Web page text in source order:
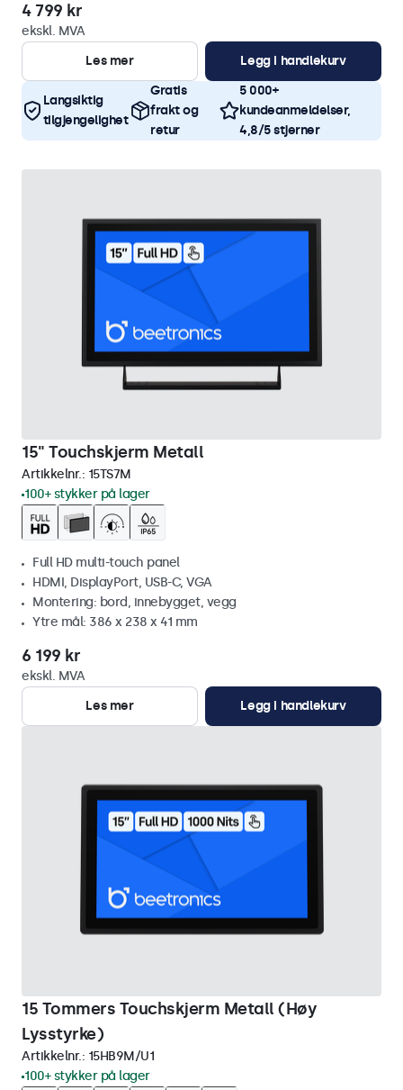
4 799 kr
ekskl. MVA
Les mer
Legg i handlekurv
Langsiktig
tilgjengelighet
Gratis
frakt og
retur
5 000+
kundeanmeldelser,
4,8/5 stjerner
15" Touchskjerm Metall
Artikkelnr.: 15TS7M
100+ stykker på lager
Full HD multi-touch panel
HDMI, DisplayPort, USB-C, VGA
Montering: bord, innebygget, vegg
Ytre mål: 386 x 238 x 41 mm
6 199 kr
ekskl. MVA
Les mer
Legg i handlekurv
15 Tommers Touchskjerm Metall (Høy
Lysstyrke)
Artikkelnr.: 15HB9M/U1
100+ stykker på lager